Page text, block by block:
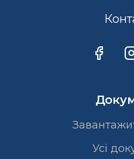
Усі